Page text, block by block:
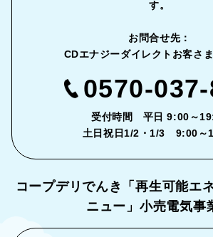
す。
お問合せ先：
CDエナジーダイレクトお客さ
0570-
受付時間 平日 9:00～
土日祝日1/2・1/3 9:00～
コープデリでんき「再生可能エ
ニュー」小売電気事